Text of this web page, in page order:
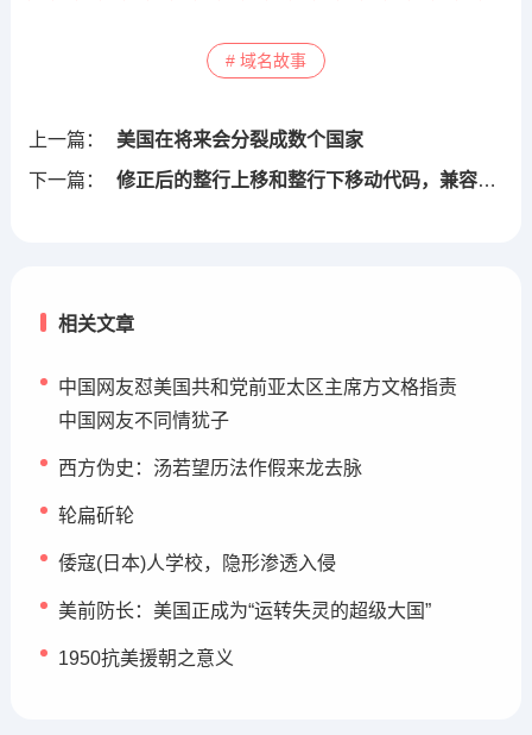
# 域名故事
上一篇：
美国在将来会分裂成数个国家
下一篇：
修正后的整行上移和整行下移动代码，兼容WPS专业版
相关文章
中国网友怼美国共和党前亚太区主席方文格指责
中国网友不同情犹子
西方伪史：汤若望历法作假来龙去脉
轮扁斫轮
倭寇(日本)人学校，隐形渗透入侵
美前防长：美国正成为“运转失灵的超级大国”
1950抗美援朝之意义